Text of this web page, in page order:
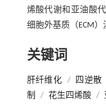
烯酸代谢和亚油酸
细胞外基质（ECM）
关键词
肝纤维化 / 四逆散
制
/ 花生四烯酸 /